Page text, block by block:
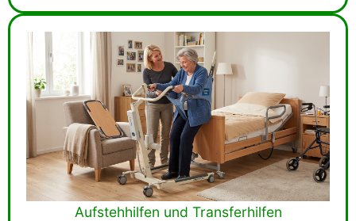
Aufstehhilfen und Transferhilfen